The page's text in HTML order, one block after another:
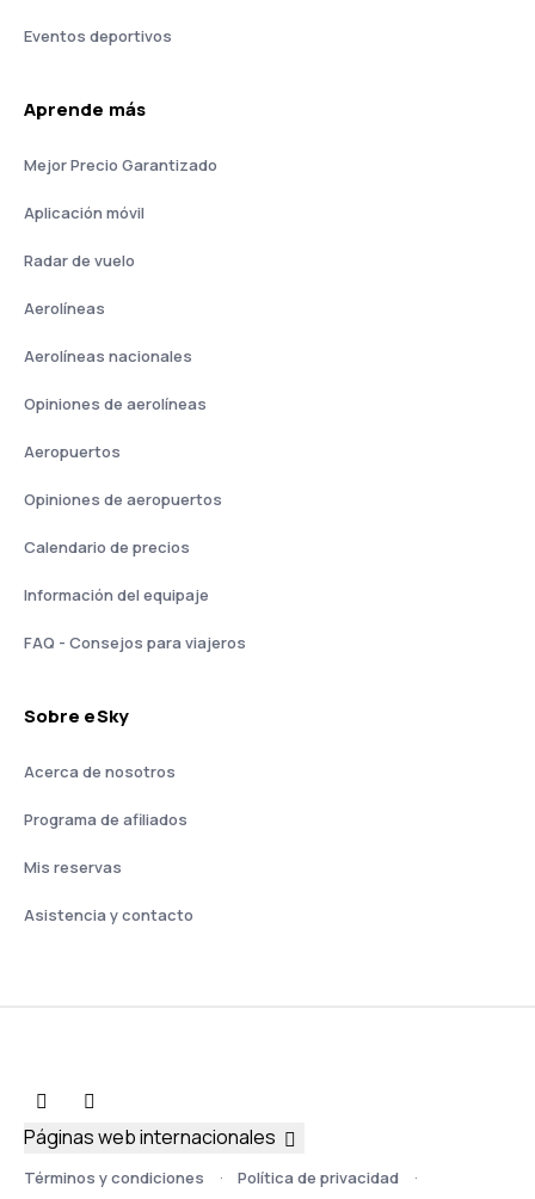
Eventos deportivos
Aprende más
Mejor Precio Garantizado
Aplicación móvil
Radar de vuelo
Aerolíneas
Aerolíneas nacionales
Opiniones de aerolíneas
Aeropuertos
Opiniones de aeropuertos
Calendario de precios
Información del equipaje
FAQ - Consejos para viajeros
Sobre eSky
Acerca de nosotros
Programa de afiliados
Mis reservas
Asistencia y contacto
Términos y condiciones Política de privacidad
Páginas web internacionales